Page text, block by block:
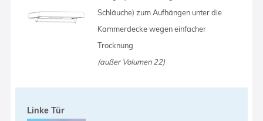
Schläuche) zum Aufhängen unter die
Kammerdecke wegen einfacher
Trocknung
(außer Volumen 22)
Linke Tür